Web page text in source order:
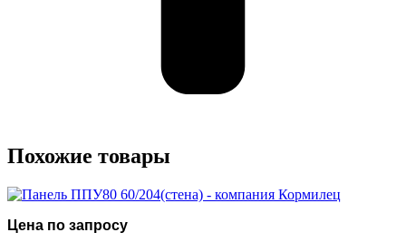
Похожие товары
Цена по запросу